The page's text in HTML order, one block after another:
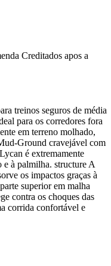
Creditados apos a
treinos seguros de média
para os corredores fora
em terreno molhado,
Ground cravejável com
é extremamente
e à palmilha. structure A
os impactos graças à
superior em malha
contra os choques das
corrida confortável e